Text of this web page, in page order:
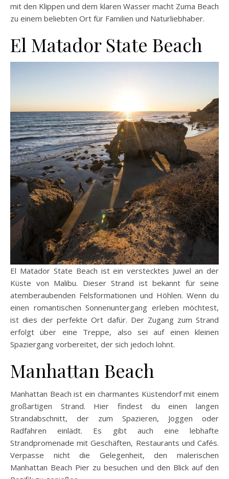
mit den Klippen und dem klaren Wasser macht Zuma Beach
zu einem beliebten Ort für Familien und Naturliebhaber.
El Matador State Beach
El Matador State Beach ist ein verstecktes Juwel an der
Küste von Malibu. Dieser Strand ist bekannt für seine
atemberaubenden Felsformationen und Höhlen. Wenn du
einen romantischen Sonnenuntergang erleben möchtest,
ist dies der perfekte Ort dafür. Der Zugang zum Strand
erfolgt über eine Treppe, also sei auf einen kleinen
Spaziergang vorbereitet, der sich jedoch lohnt.
Manhattan Beach
Manhattan Beach ist ein charmantes Küstendorf mit einem
großartigen Strand. Hier findest du einen langen
Strandabschnitt, der zum Spazieren, Joggen oder
Radfahren einlädt. Es gibt auch eine lebhafte
Strandpromenade mit Geschäften, Restaurants und Cafés.
Verpasse nicht die Gelegenheit, den malerischen
Manhattan Beach Pier zu besuchen und den Blick auf den